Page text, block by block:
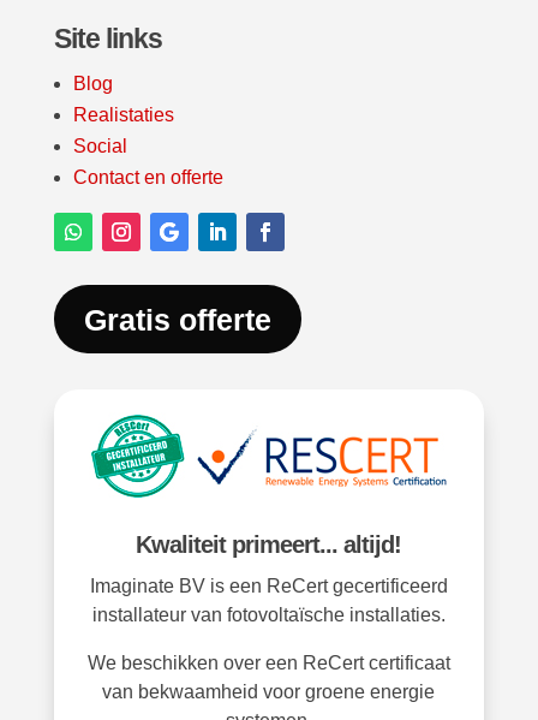
Site links
Blog
Realistaties
Social
Contact en offerte
Gratis offerte
Kwaliteit primeert... altijd!
Imaginate BV is een ReCert gecertificeerd
installateur van fotovoltaïsche installaties.
We beschikken over een ReCert certificaat
van bekwaamheid voor groene energie